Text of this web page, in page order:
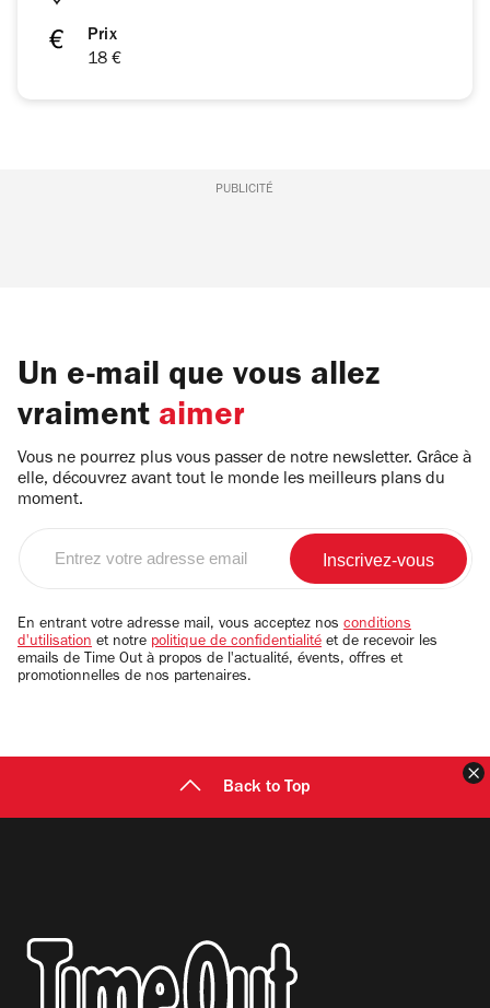
Prix
18 €
PUBLICITÉ
Un e-mail que vous allez
vraiment aimer
Vous ne pourrez plus vous passer de notre newsletter. Grâce à
elle, découvrez avant tout le monde les meilleurs plans du
moment.
email
En entrant votre adresse mail, vous acceptez nos conditions
d'utilisation et notre politique de confidentialité et de recevoir les
emails de Time Out à propos de l'actualité, évents, offres et
promotionnelles de nos partenaires.
Back to Top